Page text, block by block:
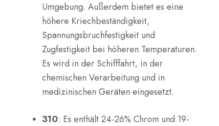
Umgebung. Außerdem bietet es eine
höhere Kriechbeständigkeit,
Spannungsbruchfestigkeit und
Zugfestigkeit bei höheren Temperaturen.
Es wird in der Schifffahrt, in der
chemischen Verarbeitung und in
medizinischen Geräten eingesetzt.
310: Es enthält 24-26% Chrom und 19-